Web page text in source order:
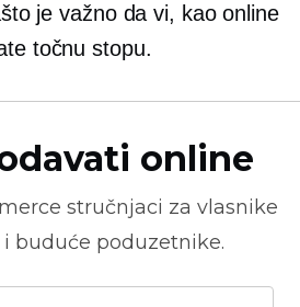
je važno da vi, kao online
točnu stopu.
online
stručnjaci za vlasnike
buduće poduzetnike.